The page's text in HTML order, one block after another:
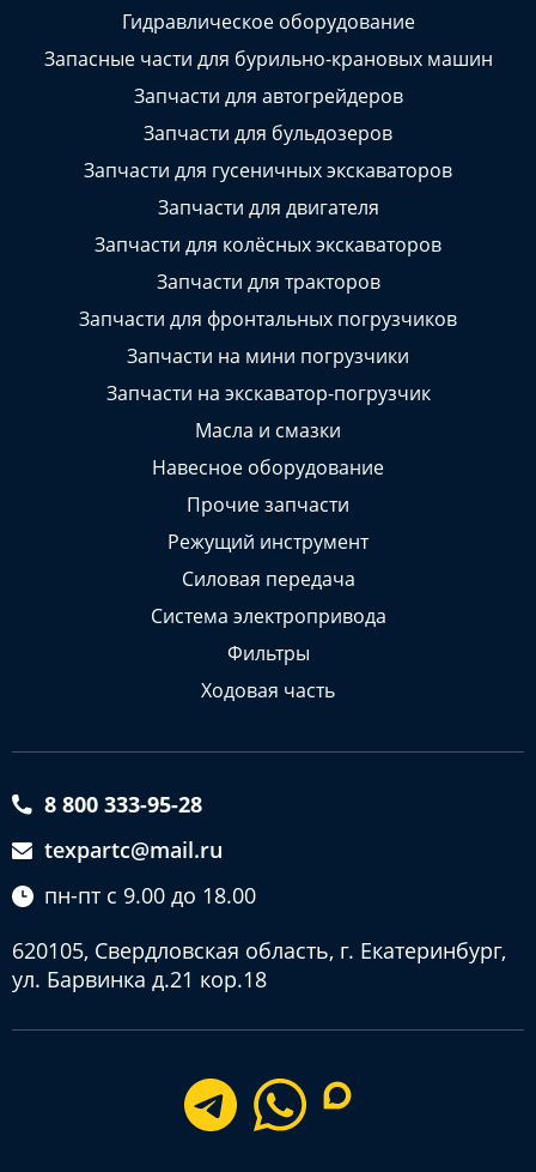
Гидравлическое оборудование
Запасные части для бурильно-крановых машин
Запчасти для автогрейдеров
Запчасти для бульдозеров
Запчасти для гусеничных экскаваторов
Запчасти для двигателя
Запчасти для колёсных экскаваторов
Запчасти для тракторов
Запчасти для фронтальных погрузчиков
Запчасти на мини погрузчики
Запчасти на экскаватор-погрузчик
Масла и смазки
Навесное оборудование
Прочие запчасти
Режущий инструмент
Силовая передача
Система электропривода
Фильтры
Ходовая часть
8 800 333-95-28
texpartc@mail.ru
пн-пт с 9.00 до 18.00
620105, Свердловская область, г. Екатеринбург,
ул. Барвинка д.21 кор.18